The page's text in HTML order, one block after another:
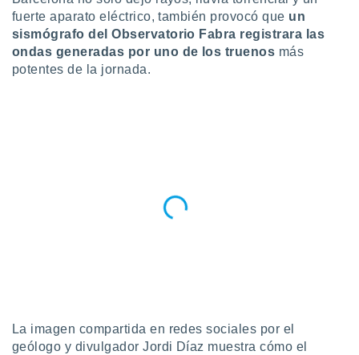
en
más
nuestra
aceptar
de
fuerte aparato eléctrico, también provocó que un
sismógrafo del Observatorio Fabra registrara las
ondas generadas por uno de los truenos más
potentes de la jornada.
La imagen compartida en redes sociales por el
geólogo y divulgador Jordi Díaz muestra cómo el